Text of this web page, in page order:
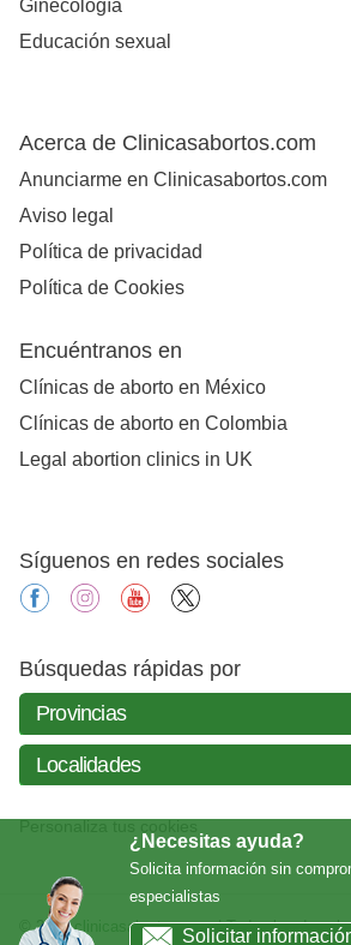
¿Necesitas ayuda?
Solicita información sin
especialistas
Solicitar
Ginecología
Educación sexual
Acerca de Clinicasabortos.com
Anunciarme en Clinicasabortos.com
Aviso legal
Política de privacidad
Política de Cookies
Encuéntranos en
Clínicas de aborto en México
Clínicas de aborto en Colombia
Legal abortion clinics in UK
Síguenos en redes sociales
facebookinstagramyoutube
Búsquedas rápidas por
© 2026clinicasabortos.com| Todos los